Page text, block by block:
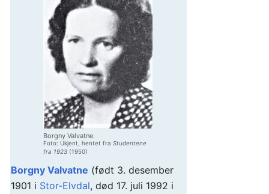
Borgny Valvatne.
Foto: Ukjent, hentet fra Studentene
fra 1923 (1950)
Borgny Valvatne (født 3. desember
1901 i Stor-Elvdal, død 17. juli 1992 i